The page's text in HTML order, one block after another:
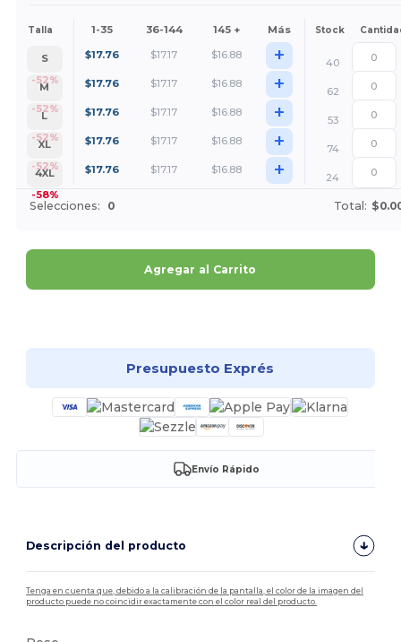
Talla 1-35 36-144 145 + Más Stock
S
-52%
$17.76 $17.17 $16.88 +
40
M
-52%
$17.76 $17.17 $16.88 +
62
L
-52%
$17.76 $17.17 $16.88 +
53
XL
-52%
$17.76 $17.17 $16.88 +
74
4XL
-58%
$17.76 $17.17 $16.88 + 24
Selecciones: 0 Total:
Agregar al Carrito
Presupuesto Exprés
Envío Rápido
Descripción del producto
Tenga en cuenta que, debido a la calibración de la pantalla, el color de la imagen del
producto puede no coincidir exactamente con el color real del producto.